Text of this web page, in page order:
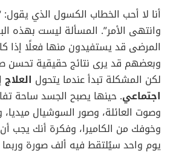
أنا لا أحب الخطاب الكسول الذي
وانتهى الأمر”. المسألة ليست بهذه
المرضى قد يستفيدون منها فعلًا إذا
وبعضهم قد يرى نتائج حقيقية تحسن
لكن المشكلة تبدأ عندما يتحول العلاج
اجتماعي. حينها يصبح الجسد ساحة
وصوت العائلة، وصور السوشيال ميديا،
وخوفك من الكاميرا، وفكرة أنك يجب أن
يوم واحد سيُلتقط فيه ألف صورة